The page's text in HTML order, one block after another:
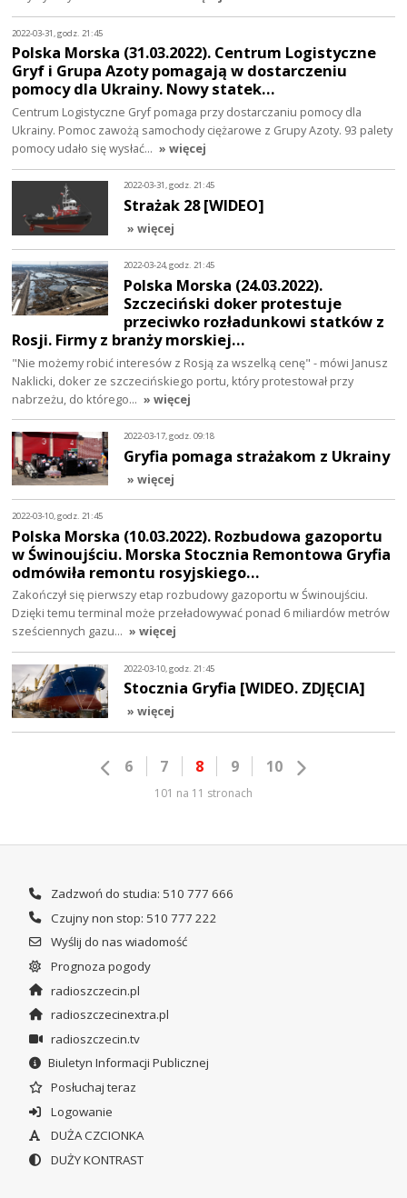
2022-03-31, godz. 21:45
Polska Morska (31.03.2022). Centrum Logistyczne
Gryf i Grupa Azoty pomagają w dostarczeniu
pomocy dla Ukrainy. Nowy statek…
Centrum Logistyczne Gryf pomaga przy dostarczaniu pomocy dla
Ukrainy. Pomoc zawożą samochody ciężarowe z Grupy Azoty. 93 palety
pomocy udało się wysłać… » więcej
2022-03-31, godz. 21:45
Strażak 28 [WIDEO]
» więcej
2022-03-24, godz. 21:45
Polska Morska (24.03.2022).
Szczeciński doker protestuje
przeciwko rozładunkowi statków z
Rosji. Firmy z branży morskiej…
"Nie możemy robić interesów z Rosją za wszelką cenę" - mówi Janusz
Naklicki, doker ze szczecińskiego portu, który protestował przy
nabrzeżu, do którego… » więcej
2022-03-17, godz. 09:18
Gryfia pomaga strażakom z Ukrainy
» więcej
2022-03-10, godz. 21:45
Polska Morska (10.03.2022). Rozbudowa gazoportu
w Świnoujściu. Morska Stocznia Remontowa Gryfia
odmówiła remontu rosyjskiego…
Zakończył się pierwszy etap rozbudowy gazoportu w Świnoujściu.
Dzięki temu terminal może przeładowywać ponad 6 miliardów metrów
sześciennych gazu… » więcej
2022-03-10, godz. 21:45
Stocznia Gryfia [WIDEO. ZDJĘCIA]
» więcej
6 7 8 9 10
101 na 11 stronach
Zadzwoń do studia: 510 777 666
Czujny non stop: 510 777 222
Wyślij do nas wiadomość
Prognoza pogody
radioszczecin.pl
radioszczecinextra.pl
radioszczecin.tv
Biuletyn Informacji Publicznej
Posłuchaj teraz
Logowanie
DUŻA CZCIONKA
DUŻY KONTRAST